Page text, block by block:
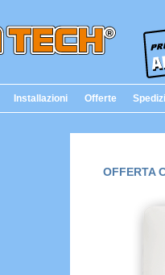
Installazioni Offerte
OFFERTA